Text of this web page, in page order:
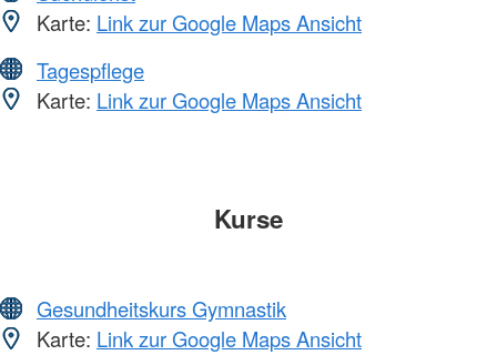
Karte: Link zur Google Maps Ansicht
Tagespflege
Karte: Link zur Google Maps Ansicht
Kurse
Gesundheitskurs Gymnastik
Karte: Link zur Google Maps Ansicht